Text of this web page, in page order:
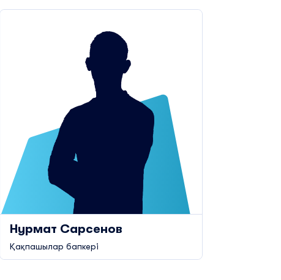
Нурмат Сарсенов
Қақпашылар бапкері